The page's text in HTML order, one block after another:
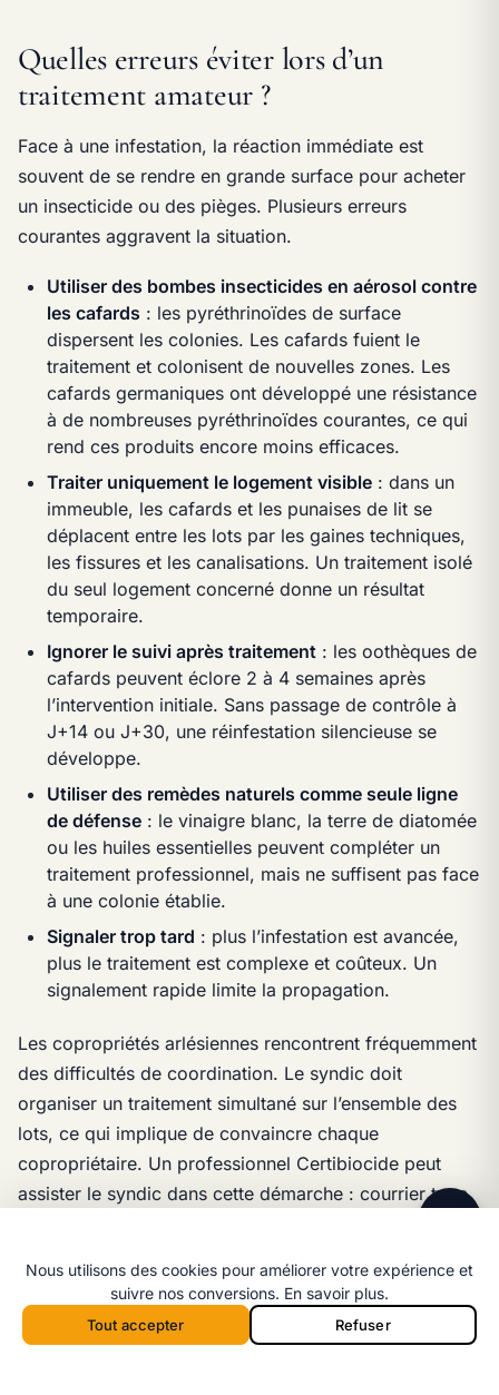
Quelles erreurs éviter lors d’un
traitement amateur ?
Face à une infestation, la réaction immédiate est
souvent de se rendre en grande surface pour acheter
un insecticide ou des pièges. Plusieurs erreurs
courantes aggravent la situation.
Utiliser des bombes insecticides en aérosol contre
les cafards : les pyréthrinoïdes de surface
dispersent les colonies. Les cafards fuient le
traitement et colonisent de nouvelles zones. Les
cafards germaniques ont développé une résistance
à de nombreuses pyréthrinoïdes courantes, ce qui
rend ces produits encore moins efficaces.
Traiter uniquement le logement visible: dans un
immeuble, les cafards et les punaises de lit se
déplacent entre les lots par les gaines techniques,
les fissures et les canalisations. Un traitement isolé
du seul logement concerné donne un résultat
temporaire.
Ignorer le suivi après traitement: les oothèques de
cafards peuvent éclore 2 à 4 semaines après
l’intervention initiale. Sans passage de contrôle à
J+14 ou J+30, une réinfestation silencieuse se
développe.
Utiliser des remèdes naturels comme seule ligne
de défense: le vinaigre blanc, la terre de diatomée
ou les huiles essentielles peuvent compléter un
traitement professionnel, mais ne suffisent pas face
à une colonie établie.
Signaler trop tard : plus l’infestation est avancée,
plus le traitement est complexe et coûteux. Un
signalement rapide limite la propagation.
Les copropriétés arlésiennes rencontrent fréquemment
des difficultés de coordination. Le syndic doit
organiser un traitement simultané sur l’ensemble des
lots, ce qui implique de convaincre chaque
copropriétaire. Un professionnel Certibiocide peut
assister le syndic dans cette démarche : courrier type,
Comment coordonner un traitement
en copropriété à Arles ?
Ligne directe
Message WhatsApp
Nous utilisons des cookies pour améliorer votre expérience et
suivre nos conversions. En savoir plus.
Tout accepter Refuser